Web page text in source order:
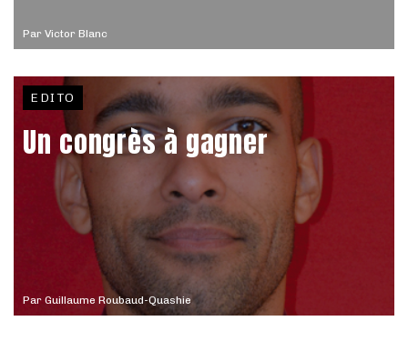
Par Victor Blanc
Par Guillaume Roubaud-Quashie
EDITO
Un congrès à gagner